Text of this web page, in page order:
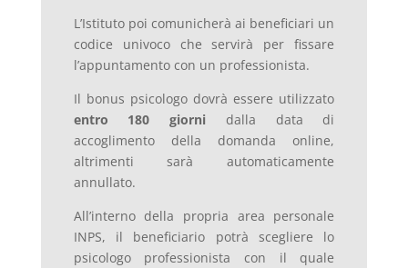
L’Istituto poi comunicherà ai beneficiari un
codice univoco che servirà per fissare
l’appuntamento con un professionista.
Il bonus psicologo dovrà essere utilizzato
entro 180 giorni dalla data di
accoglimento della domanda online,
altrimenti sarà automaticamente
annullato.
All’interno della propria area personale
INPS, il beneficiario potrà scegliere lo
psicologo professionista con il quale